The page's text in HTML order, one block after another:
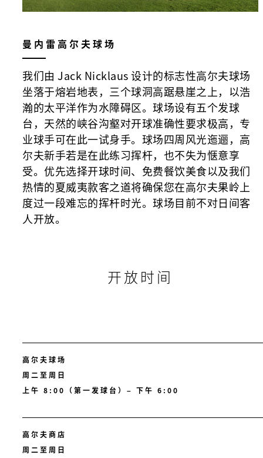
曼内雷高尔夫球场
我们由 Jack Nicklaus 设计的标志性高尔夫球场
坐落于熔岩地表，三个球洞高踞悬崖之上，以浩
瀚的太平洋作为水障碍区。球场设有五个发球
台，天然的峡谷沟壑对开球准确性要求极高，专
业球手可在此一试身手。球场四周风光迤逦，高
尔夫新手若是在此练习挥杆，也不失为惬意享
受。优先选择开球时间、免费餐饮美食以及我们
热情的夏威夷款客之道将确保您在高尔夫果岭上
度过一段难忘的挥杆时光。球场目前不对日间客
人开放。
开放时间
高尔夫球场
周二至周日
上午 8:00（第一发球台）– 下午 6:00
高尔夫商店
周二至周日